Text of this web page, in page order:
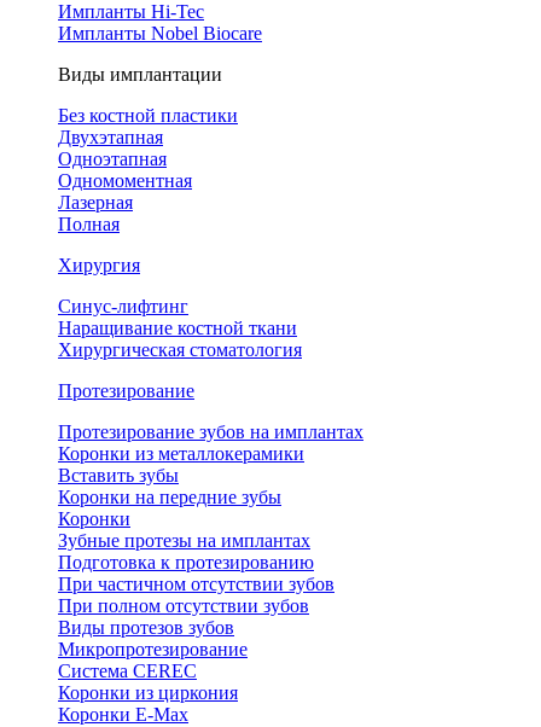
Импланты Hi-Tec
Импланты Nobel Biocare
Виды имплантации
Без костной пластики
Двухэтапная
Одноэтапная
Одномоментная
Лазерная
Полная
Хирургия
Синус-лифтинг
Наращивание костной ткани
Хирургическая стоматология
Протезирование
Протезирование зубов на имплантах
Коронки из металлокерамики
Вставить зубы
Коронки на передние зубы
Коронки
Зубные протезы на имплантах
Подготовка к протезированию
При частичном отсутствии зубов
При полном отсутствии зубов
Виды протезов зубов
Микропротезирование
Система CEREC
Коронки из циркония
Коронки E-Max